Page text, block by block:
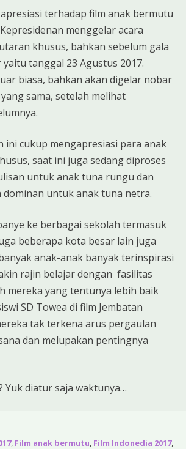
terhadap film anak bermutu
menggelar acara
khusus, bahkan sebelum gala
tanggal 23 Agustus 2017.
biasa, bahkan akan digelar nobar
sama, setelah melihat
ini cukup mengapresiasi para anak
saat ini juga sedang diproses
untuk anak tuna rungu dan
dominan untuk anak tuna netra.
ke berbagai sekolah termasuk
beberapa kota besar lain juga
anak-anak banyak terinspirasi
rajin belajar dengan fasilitas
mereka yang tentunya lebih baik
SD Towea di film Jembatan
tak terkena arus pergaulan
dan melupakan pentingnya
Yuk diatur saja waktunya…
, Film anak bermutu, Film Indonedia 2017,